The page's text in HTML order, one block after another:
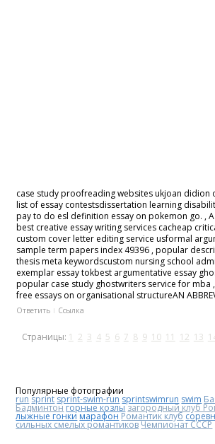
case study proofreading websites ukjoan
list of essay contestsdissertation learning
pay to do esl definition essay on pokemon go. ,
best creative essay writing services cacheap
custom cover letter editing service usformal
sample term papers index 49396 , popular
thesis meta keywordscustom nursing school
exemplar essay tokbest argumentative essay
popular case study ghostwriters service for
free essays on organisational structureAN
Ответить Ссылка
Страницы: 1 2 3 4 5 6 7 8 9 10 11 12 13
Популярные фотографии
run sprint sprint-swim-run sprintswimrun swim
Бадминтонгорные козлы загородный клуб
лыжные гонки марафонРомантик клуб
сильных смелых романтиковЧемпионат СССР